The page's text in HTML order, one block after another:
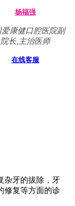
杨福强
爱康健口腔医院副
院长,主治医师
在线客服
杂牙的拔除，牙
修复等方面的诊